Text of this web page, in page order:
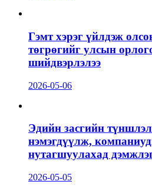
Гэмт хэрэг үйлдэж
төгрөгийг улсын
шийдвэрлэлээ
2026-05-06
Эдийн засгийн
нэмэгдүүлж,
нутагшуулахад
2026-05-05